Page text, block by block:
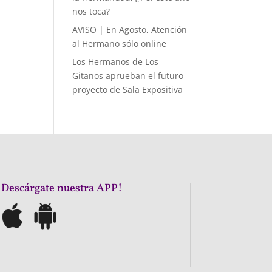
nos toca?
AVISO | En Agosto, Atención
al Hermano sólo online
Los Hermanos de Los
Gitanos aprueban el futuro
proyecto de Sala Expositiva
nuestra APP!